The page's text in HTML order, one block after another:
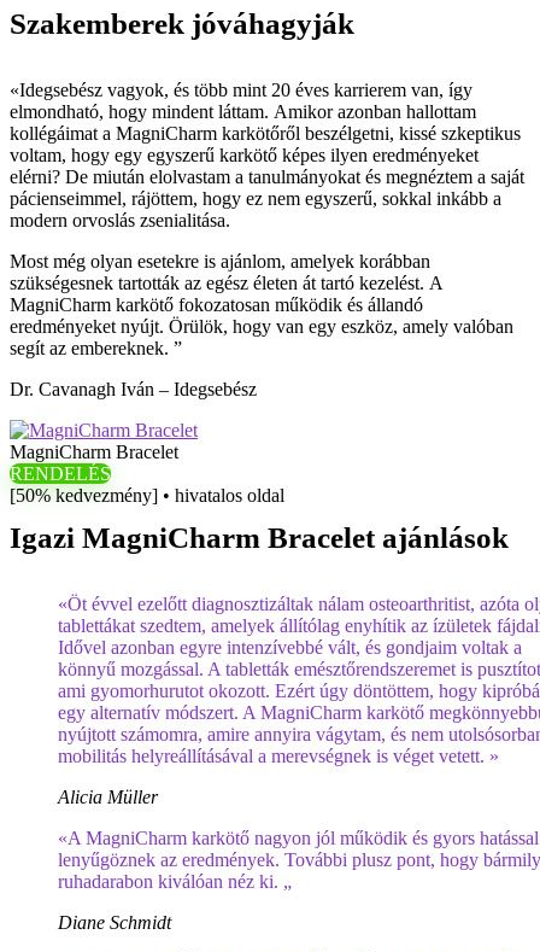
Szakemberek jóváhagyják
«Idegsebész vagyok, és több mint 20 éves karrierem van, így
elmondható, hogy mindent láttam. Amikor azonban hallottam
kollégáimat a MagniCharm karkötőről beszélgetni, kissé szkeptikus
voltam, hogy egy egyszerű karkötő képes ilyen eredményeket
elérni? De miután elolvastam a tanulmányokat és megnéztem a saját
pácienseimmel, rájöttem, hogy ez nem egyszerű, sokkal inkább a
modern orvoslás zsenialitása.
Most még olyan esetekre is ajánlom, amelyek korábban
szükségesnek tartották az egész életen át tartó kezelést. A
MagniCharm karkötő fokozatosan működik és állandó
eredményeket nyújt. Örülök, hogy van egy eszköz, amely valóban
segít az embereknek. ”
Dr. Cavanagh Iván – Idegsebész
MagniCharm Bracelet
RENDELÉS
[50% kedvezmény] • hivatalos oldal
Igazi MagniCharm Bracelet ajánlások
«Öt évvel ezelőtt diagnosztizáltak nálam osteoarthritist, azóta
tablettákat szedtem, amelyek állítólag enyhítik az ízületek
Idővel azonban egyre intenzívebbé vált, és gondjaim voltak a
könnyű mozgással. A tabletták emésztőrendszeremet is
ami gyomorhurutot okozott. Ezért úgy döntöttem, hogy
egy alternatív módszert. A MagniCharm karkötő
nyújtott számomra, amire annyira vágytam, és nem
mobilitás helyreállításával a merevségnek is véget vetett. »
Alicia Müller
«A MagniCharm karkötő nagyon jól működik és gyors
lenyűgöznek az eredmények. További plusz pont, hogy
ruhadarabon kiválóan néz ki. „
Diane Schmidt